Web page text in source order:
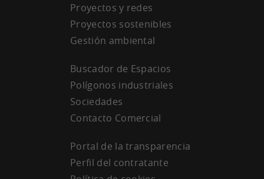
Proyectos y redes
Proyectos sostenibles
Gestión ambiental
Buscador de Espacios
Polígonos industriales
Sociedades
Contacto Comercial
Portal de la transparencia
Perfil del contratante